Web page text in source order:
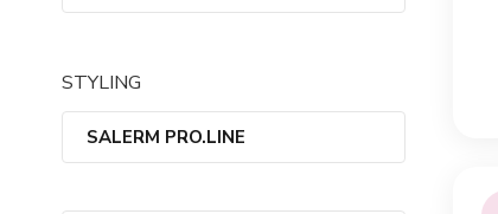
STYLING
SALERM PRO.LINE